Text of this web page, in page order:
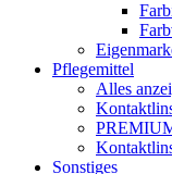
Pflegemittel
Alles
Sonstiges